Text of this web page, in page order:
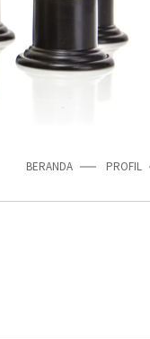
BERANDA PROFIL